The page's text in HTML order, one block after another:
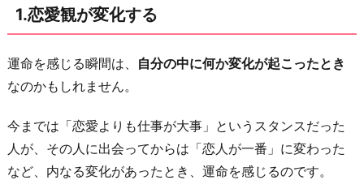
描
け
る
よ
に
な
る
1.恋愛観が変化する
運命を感じる瞬間は、 自分の中に何か変化が起こったとき
なのかもしれません。
今までは「恋愛よりも仕事が大事」というスタンスだった
人が、その人に出会ってからは「恋人が一番」に変わった
など、内なる変化があったとき、運命を感じるのです。